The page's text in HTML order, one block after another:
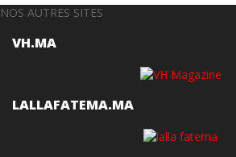
NOS AUTRES SITES
VH.MA
LALLAFATEMA.MA